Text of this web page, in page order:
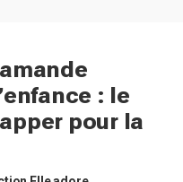
: le
pour la